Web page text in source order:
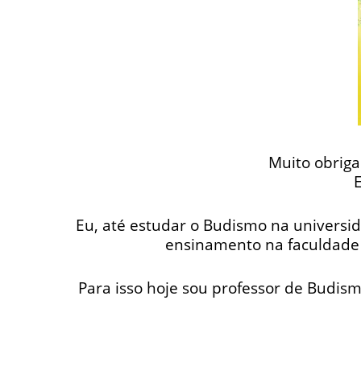
Muito
Eu, até estudar o Budismo na
ensinamento na
Para isso hoje sou professor de